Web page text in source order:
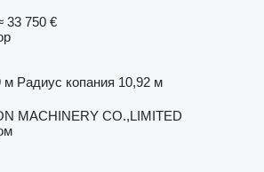
33 750 €
м Радиус копания 10,92 м
MACHINERY CO.,LIMITED